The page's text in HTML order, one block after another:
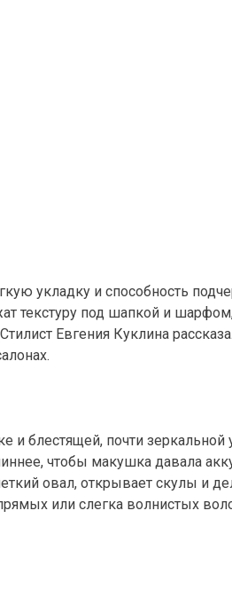
укладку и способность
под шапкой и шарфом,
Евгения Куклина
и блестящей, почти зеркальной
чтобы макушка давала
овал, открывает скулы и
или слегка волнистых